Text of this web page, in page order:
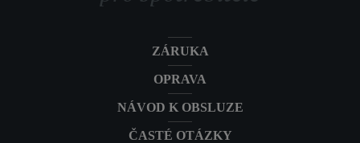
ZÁRUKA
OPRAVA
NÁVOD K OBSLUZE
ČASTÉ OTÁZKY